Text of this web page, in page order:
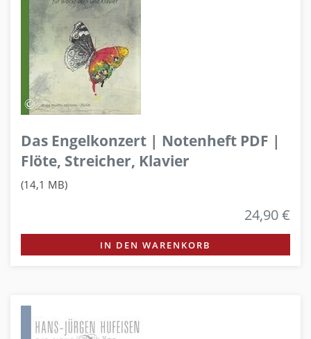
Das Engelkonzert | Notenheft PDF |
Flöte, Streicher, Klavier
(14,1 MB)
24,90 €
IN DEN WARENKORB